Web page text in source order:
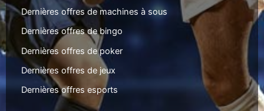
Dernières offres de machines à sous
Dernières offres de bingo
Dernières offres de poker
Dernières offres de jeux
Dernières offres esports